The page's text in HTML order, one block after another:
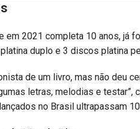
em 2021 completa 10 anos, já
duplo e 3 discos platina
de um livro, mas não deu
letras, melodias e testar”,
no Brasil ultrapassam